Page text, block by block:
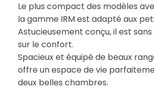
Le plus compact des modèles
la gamme IRM est adapté aux
Astucieusement conçu, il est
sur le confort.
Spacieux et équipé de beaux
offre un espace de vie
deux belles chambres.